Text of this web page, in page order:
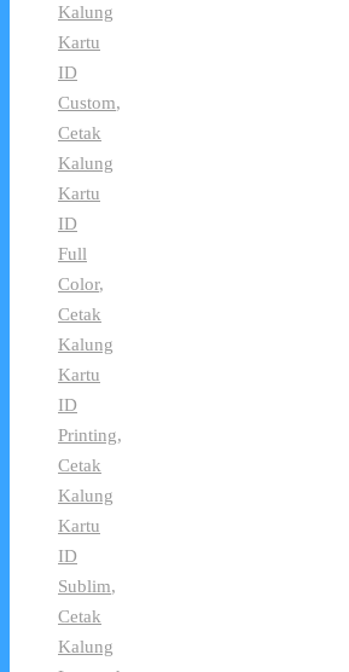
Kalung
Kartu
ID
Custom,
Cetak
Kalung
Kartu
ID
Full
Color,
Cetak
Kalung
Kartu
ID
Printing,
Cetak
Kalung
Kartu
ID
Sublim,
Cetak
Kalung